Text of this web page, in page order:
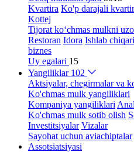
Kvartira Ko'p darajali
Kottej
Tijorat ko‘chmas mulkni
Restoran Idora Ishlab
biznes
Uy egalari 15
Yangiliklar 102
Aktsiyalar, chegirmalar va
Ko'chmas mulk yangiliklari
Kompaniya yangiliklari
Ko'chmas mulk sotib olish
Investitsiyalar Vizalar
Sayohat uchun aviachiptalar
Assotsiatsiyasi